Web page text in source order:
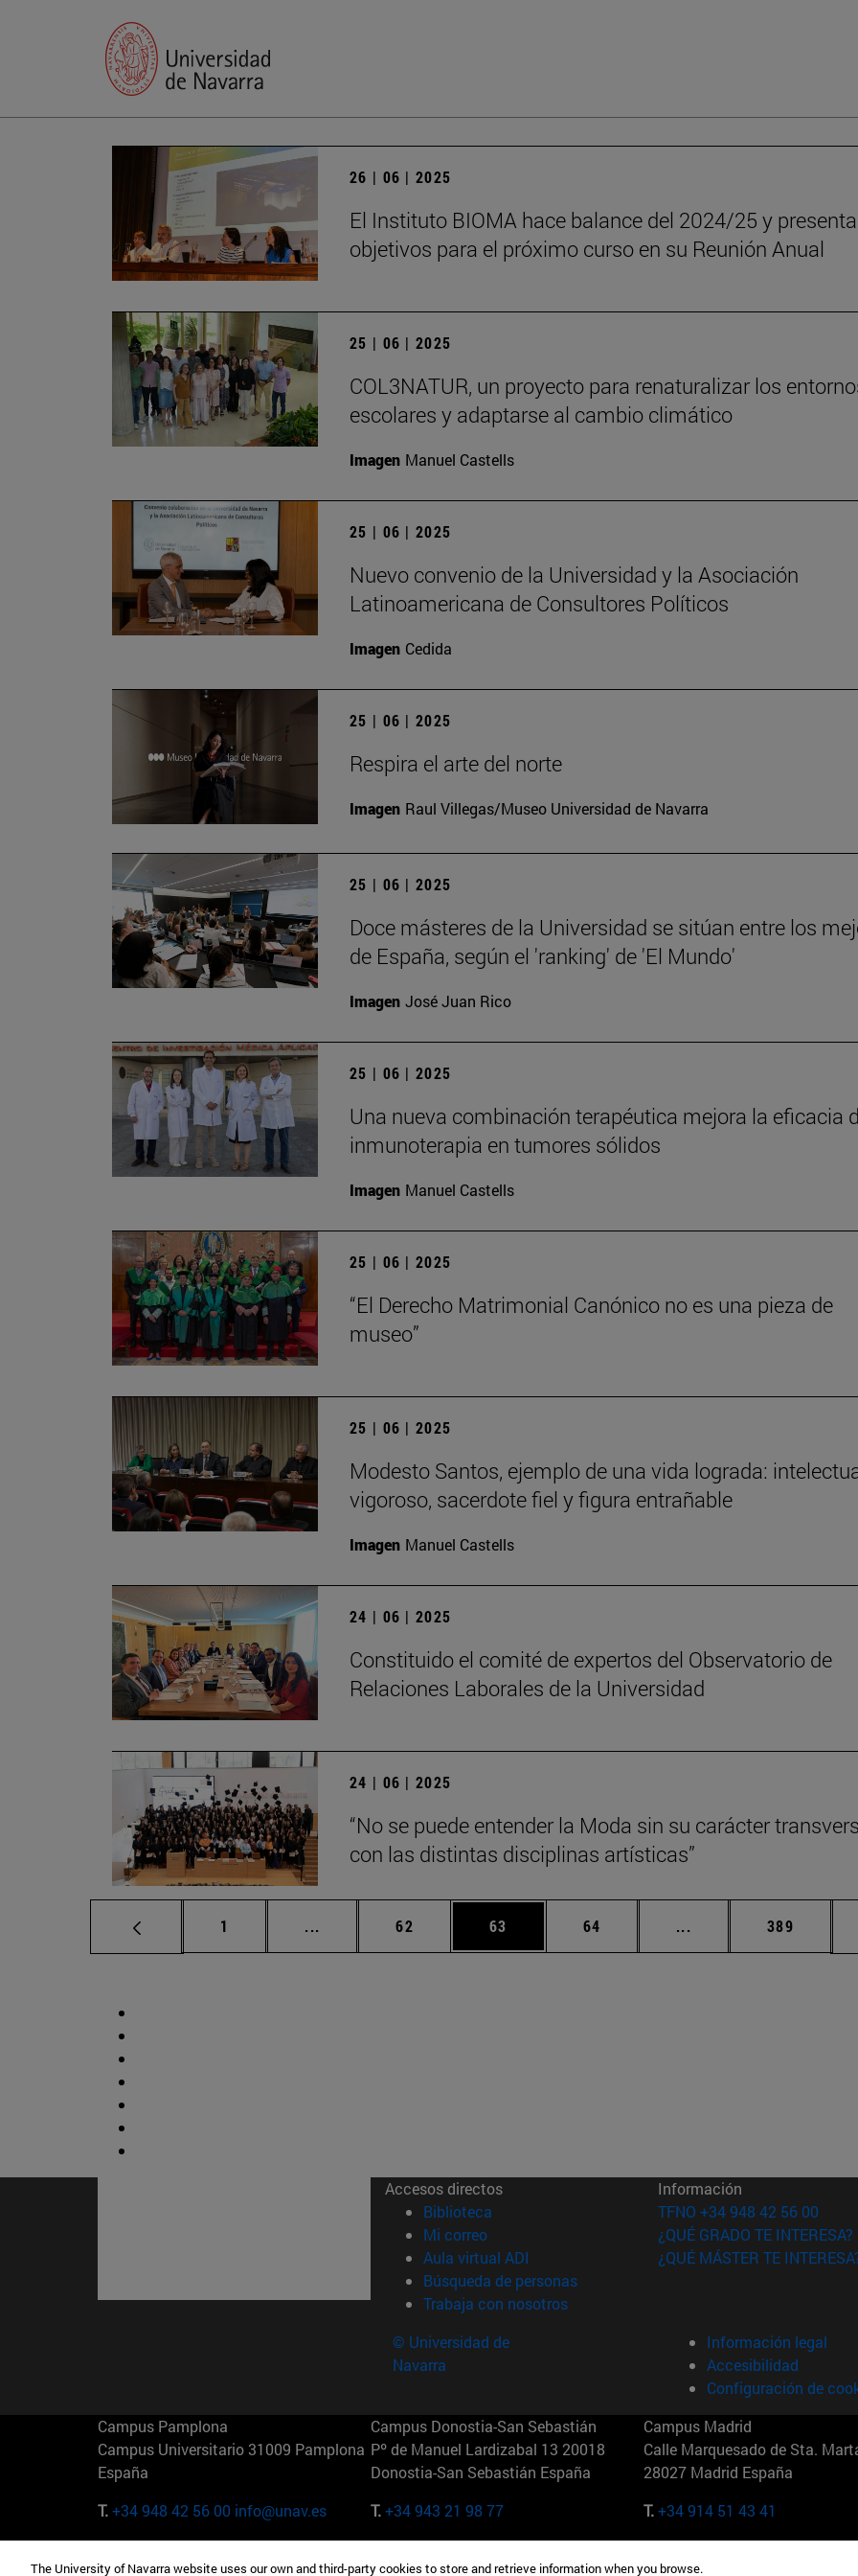
26 | 06 | 2025
El Instituto BIOMA hace balance del 2024/25 y
objetivos para el próximo curso en su Reunión Anual
25 | 06 | 2025
COL3NATUR, un proyecto para renaturalizar los
escolares y adaptarse al cambio climático
Imagen Manuel Castells
25 | 06 | 2025
Nuevo convenio de la Universidad y la Asociación
Latinoamericana de Consultores Políticos
Imagen Cedida
25 | 06 | 2025
Respira el arte del norte
Imagen Raul Villegas/Museo Universidad de Navarra
25 | 06 | 2025
Doce másteres de la Universidad se sitúan entre los
de España, según el 'ranking' de 'El Mundo'
Imagen José Juan Rico
25 | 06 | 2025
Una nueva combinación terapéutica mejora la eficacia
inmunoterapia en tumores sólidos
Imagen Manuel Castells
25 | 06 | 2025
“El Derecho Matrimonial Canónico no es una pieza de
museo”
25 | 06 | 2025
Modesto Santos, ejemplo de una vida lograda:
vigoroso, sacerdote fiel y figura entrañable
Imagen Manuel Castells
24 | 06 | 2025
Constituido el comité de expertos del Observatorio de
Relaciones Laborales de la Universidad
24 | 06 | 2025
“No se puede entender la Moda sin su carácter
con las distintas disciplinas artísticas”
Página
1 ... Páginas intermedias Use TAB para desplazarse.
Página
62 Página
63 Página
64 ... Páginas intermedias
Página
389
Accesos directos
Biblioteca (abre en nueva ventana)
Mi correo(abre en nueva ventana)
Aula virtual ADI (abre en nueva ventana)
Búsqueda de personas(abre en nueva ventana)
Trabaja con nosotros(abre en nueva ventana)
Información
TFNO +34 948 42 56 00
¿QUÉ GRADO TE INTERESA?
¿QUÉ MÁSTER TE
© Universidad de
Navarra
Información legal
Accesibilidad
Configuración de
Campus Pamplona
Campus Universitario 31009 Pamplona
España
T.+34 948 42 56 00 info@unav.es
Campus Donostia-San Sebastián
Pº de Manuel Lardizabal 13 20018
Donostia-San Sebastián España
T.+34 943 21 98 77
Campus Madrid
Calle Marquesado de Sta.
28027 Madrid España
T.+34 914 51 43 41
Camino del Cerro Águila 3 28023
165 W 57th St 10019-2201 Nueva York Maria-Theresia-Straße 15
The University of Navarra website uses our own and third-party cookies to store and retrieve information when you browse.